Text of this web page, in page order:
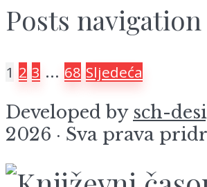
Posts navigation
1 2 3 … 68 Sljedeća
Developed by sch-
2026 · Sva prava